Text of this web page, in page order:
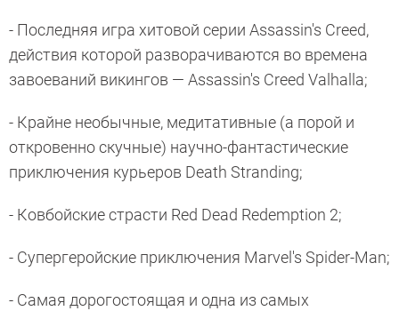
- Последняя игра хитовой серии Assassin's Creed,
действия которой разворачиваются во времена
завоеваний викингов — Assassin's Creed Valhalla;
- Крайне необычные, медитативные (а порой и
откровенно скучные) научно-фантастические
приключения курьеров Death Stranding;
- Ковбойские страсти Red Dead Redemption 2;
- Супергеройские приключения Marvel's Spider-Man;
- Самая дорогостоящая и одна из самых